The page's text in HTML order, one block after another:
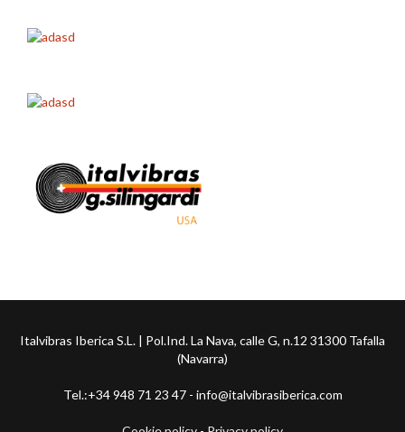
Italvibras Iberica S.L. | Pol.Ind. La Nava, calle G, n.12 31300 Tafalla
(Navarra)
Tel.:+34 948 71 23 47 - info@italvibrasiberica.com